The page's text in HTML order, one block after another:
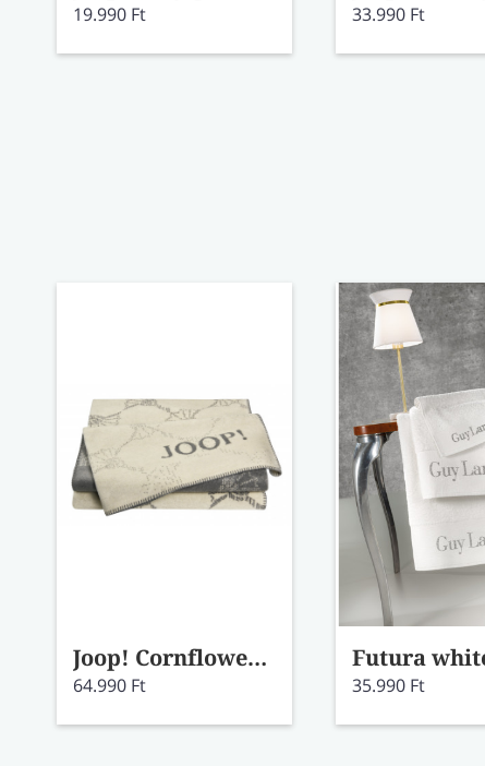
19.990 Ft 33.990 Ft
Joop! Cornflower double ecru-graphit pléd
64.990 Ft 35.990 Ft